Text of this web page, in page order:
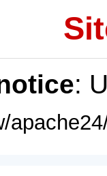
: